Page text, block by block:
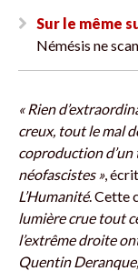
Sur le même
Némésis ne
« Rien
creux, tout le mal
coproduction d’un
néofascistes »,
L’Humanité. Cette
lumière crue tout
l’extrême droite
Quentin